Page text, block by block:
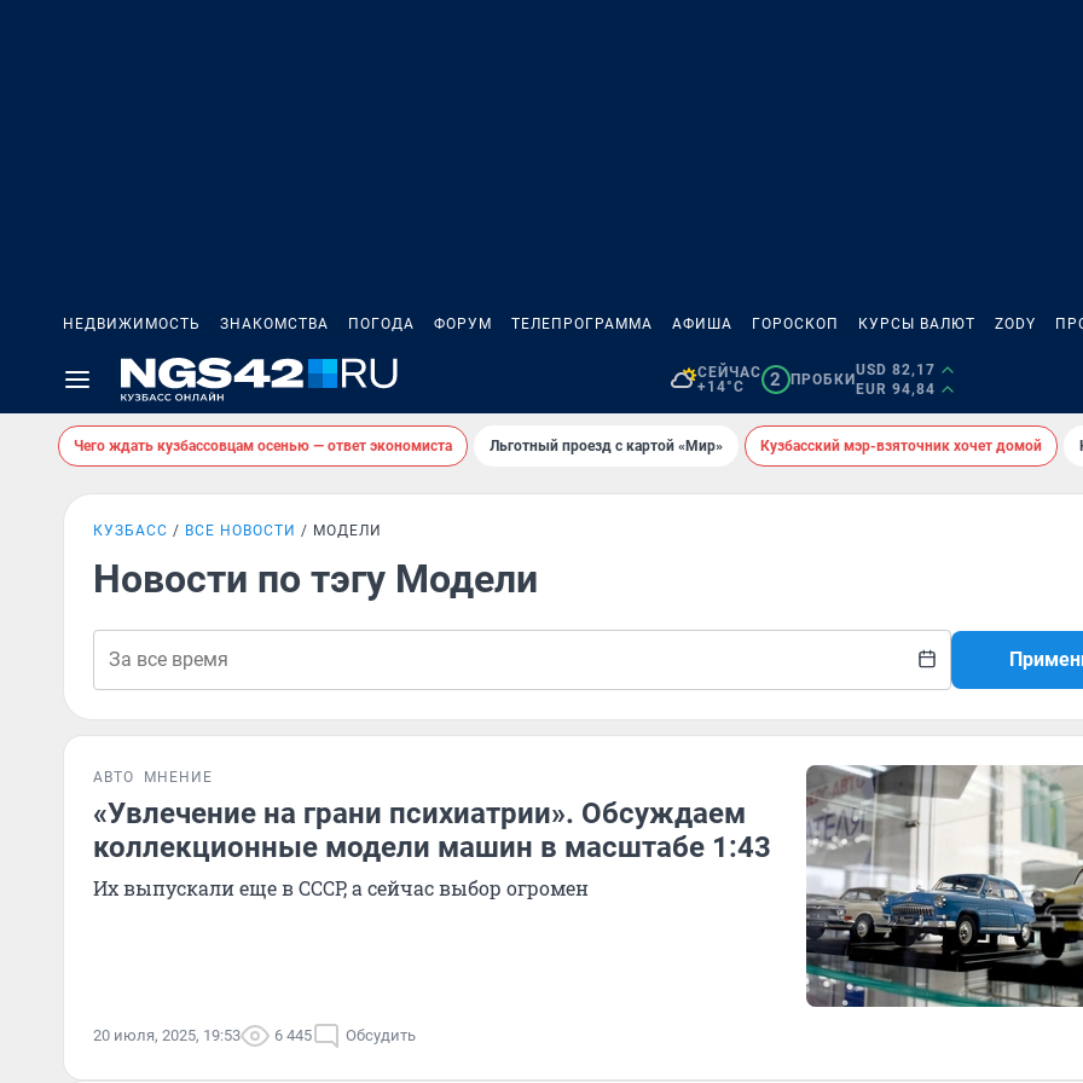
НЕДВИЖИМОСТЬ ЗНАКОМСТВА ПОГОДА ФОРУМ ТЕЛЕПРОГРАММА АФИША ГОРОСКОП КУРСЫ ВАЛЮТ ZODY
СЕЙЧАС
+14°C
2 ПРОБКИ
USD 82,17
EUR 94,84
Чего ждать кузбассовцам осенью — ответ экономиста Льготный проезд с картой «Мир» Кузбасский мэр-взяточник хочет домой
КУЗБАСС ВСЕ НОВОСТИ МОДЕЛИ
Новости по тэгу Модели
АВТО МНЕНИЕ
«Увлечение на грани психиатрии». Обсуждаем
коллекционные модели машин в масштабе 1:43
Их выпускали еще в СССР, а сейчас выбор огромен
20 июля, 2025, 19:53 6 445 Обсудить